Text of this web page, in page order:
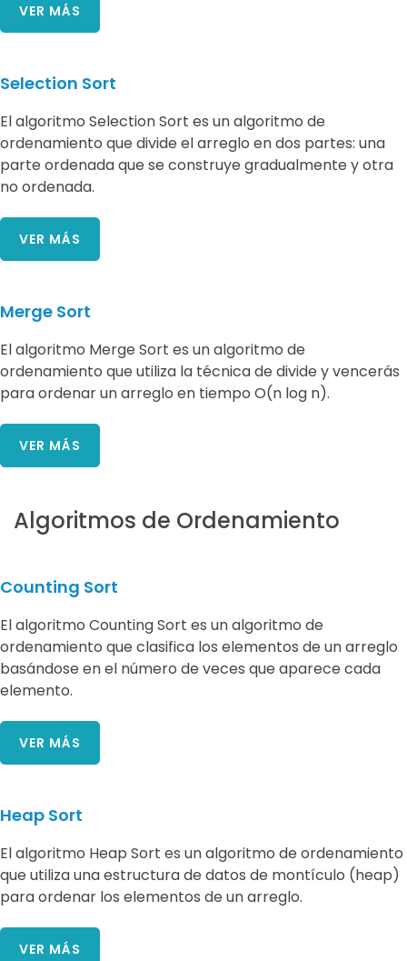
VER MÁS
Selection Sort
El algoritmo Selection Sort es un algoritmo de
ordenamiento que divide el arreglo en dos partes: una
parte ordenada que se construye gradualmente y otra
no ordenada.
VER MÁS
Merge Sort
El algoritmo Merge Sort es un algoritmo de
ordenamiento que utiliza la técnica de divide y vencerás
para ordenar un arreglo en tiempo O(n log n).
VER MÁS
Algoritmos de Ordenamiento
Counting Sort
El algoritmo Counting Sort es un algoritmo de
ordenamiento que clasifica los elementos de un arreglo
basándose en el número de veces que aparece cada
elemento.
VER MÁS
Heap Sort
El algoritmo Heap Sort es un algoritmo de ordenamiento
que utiliza una estructura de datos de montículo (heap)
para ordenar los elementos de un arreglo.
VER MÁS